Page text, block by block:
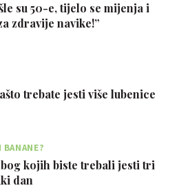
su 50-e, tijelo se mijenja i
zdravije navike!”
trebate jesti više lubenice
kojih biste trebali jesti tri
dan